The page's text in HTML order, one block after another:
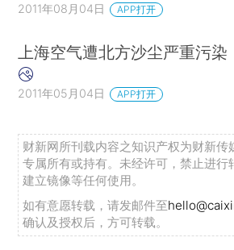
2011年08月04日 APP打开
上海空气遭北方沙尘严重污染
2011年05月04日 APP打开
财新网所刊载内容之知识产权为财新传
专属所有或持有。未经许可，禁止进行
建立镜像等任何使用。
如有意愿转载，请发邮件至
确认及授权后，方可转载。